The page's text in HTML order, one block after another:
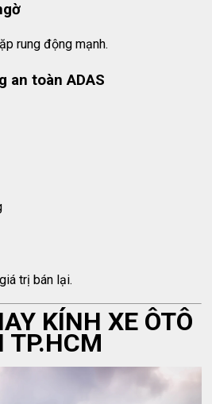
rung động mạnh.
an toàn ADAS
trị bán lại.
KÍNH XE ÔTÔ
TP.HCM